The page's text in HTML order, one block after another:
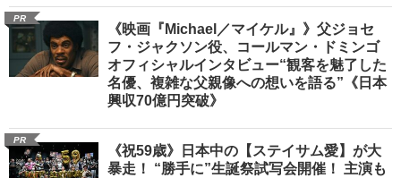
PR
《映画『Michael／マイケル』》父ジョセ
フ・ジャクソン役、コールマン・ドミンゴ
オフィシャルインタビュー“観客を魅了した
名優、複雑な父親像への想いを語る”《日本
興収70億円突破》
PR
《祝59歳》日本中の【ステイサム愛】が大
暴走！ “勝手に”生誕祭試写会開催！ 主演も